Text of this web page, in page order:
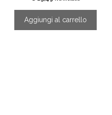
Aggiungi al carrello